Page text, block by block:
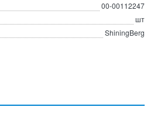
00-00112247
шт
ShiningBerg